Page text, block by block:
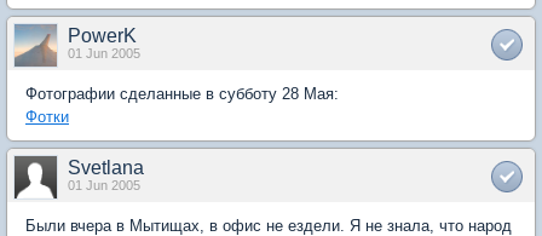
PowerK
01 Jun 2005
Фотографии сделанные в субботу 28 Мая:
Фотки
Svetlana
01 Jun 2005
Были вчера в Мытищах, в офис не ездели. Я не знала, что народ